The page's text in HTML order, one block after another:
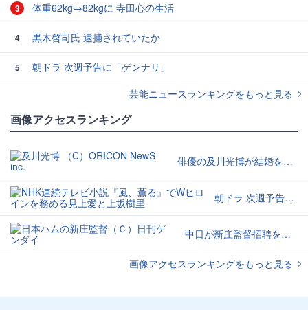
3 体重62kg→82kgに 寺田心の生活
4 黒木啓司氏 逮捕されていたか
5
朝ドラ 次週予告に「ゲンナリ」
芸能ニュースランキングをもっと見る
画像アクセスランキング
俳優の及川光博が結婚を発表
朝ドラ 次週予告に「ゲンナリ」
中日が新庄監督招聘を検討か
画像アクセスランキングをもっと見る